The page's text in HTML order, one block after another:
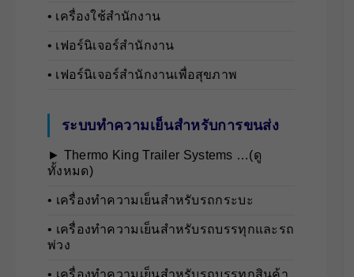
• เครื่องใช้สำนักงาน
• เฟอร์นิเจอร์สำนักงาน
• เฟอร์นิเจอร์สำนักงานเพื่อสุขภาพ
ระบบทำความเย็นสำหรับการขนส่ง
► Thermo King Trailer Systems …(ดู
ทั้งหมด)
• เครื่องทำความเย็นสำหรับรถกระบะ
• เครื่องทำความเย็นสำหรับรถบรรทุกและรถ
พ่วง